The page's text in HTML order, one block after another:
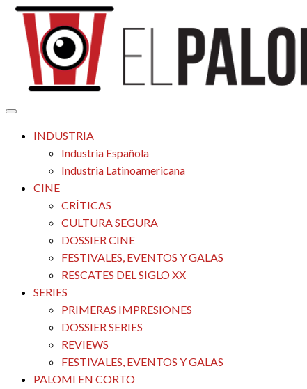
Saltar
contenido
El Palomitrón
Tu espacio de la industria de cine española y latinoamericana
INDUSTRIA
Industria Española
Industria Latinoamericana
CINE
CRÍTICAS
CULTURA SEGURA
DOSSIER CINE
FESTIVALES, EVENTOS Y GALAS
RESCATES DEL SIGLO XX
SERIES
PRIMERAS IMPRESIONES
DOSSIER SERIES
REVIEWS
FESTIVALES, EVENTOS Y GALAS
PALOMI EN CORTO